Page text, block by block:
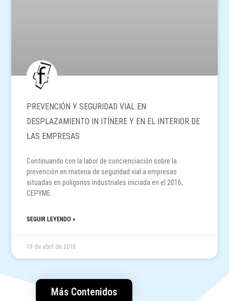
PREVENCIÓN Y SEGURIDAD VIAL EN
DESPLAZAMIENTO IN ITÍNERE Y EN EL INTERIOR DE
LAS EMPRESAS
Continuando con la labor de concienciación sobre la
prevención en materia de seguridad vial a empresas
situadas en polígonos industriales iniciada en el 2016,
CEPYME
SEGUIR LEYENDO »
19 de abril de 2018
Más Contenidos